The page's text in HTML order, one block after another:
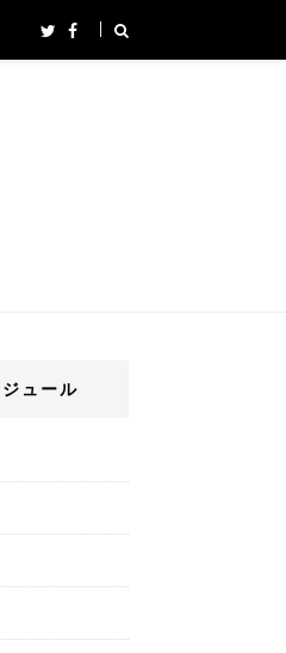
ュール